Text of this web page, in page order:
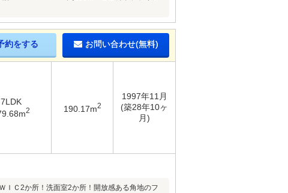
約をする お問い合わせ(無料)
7LDK
2 190.17m2
1997年11月
(築28年10ヶ
月)
ＩＣ2か所！洗面室2か所！開放感ある角地のフ